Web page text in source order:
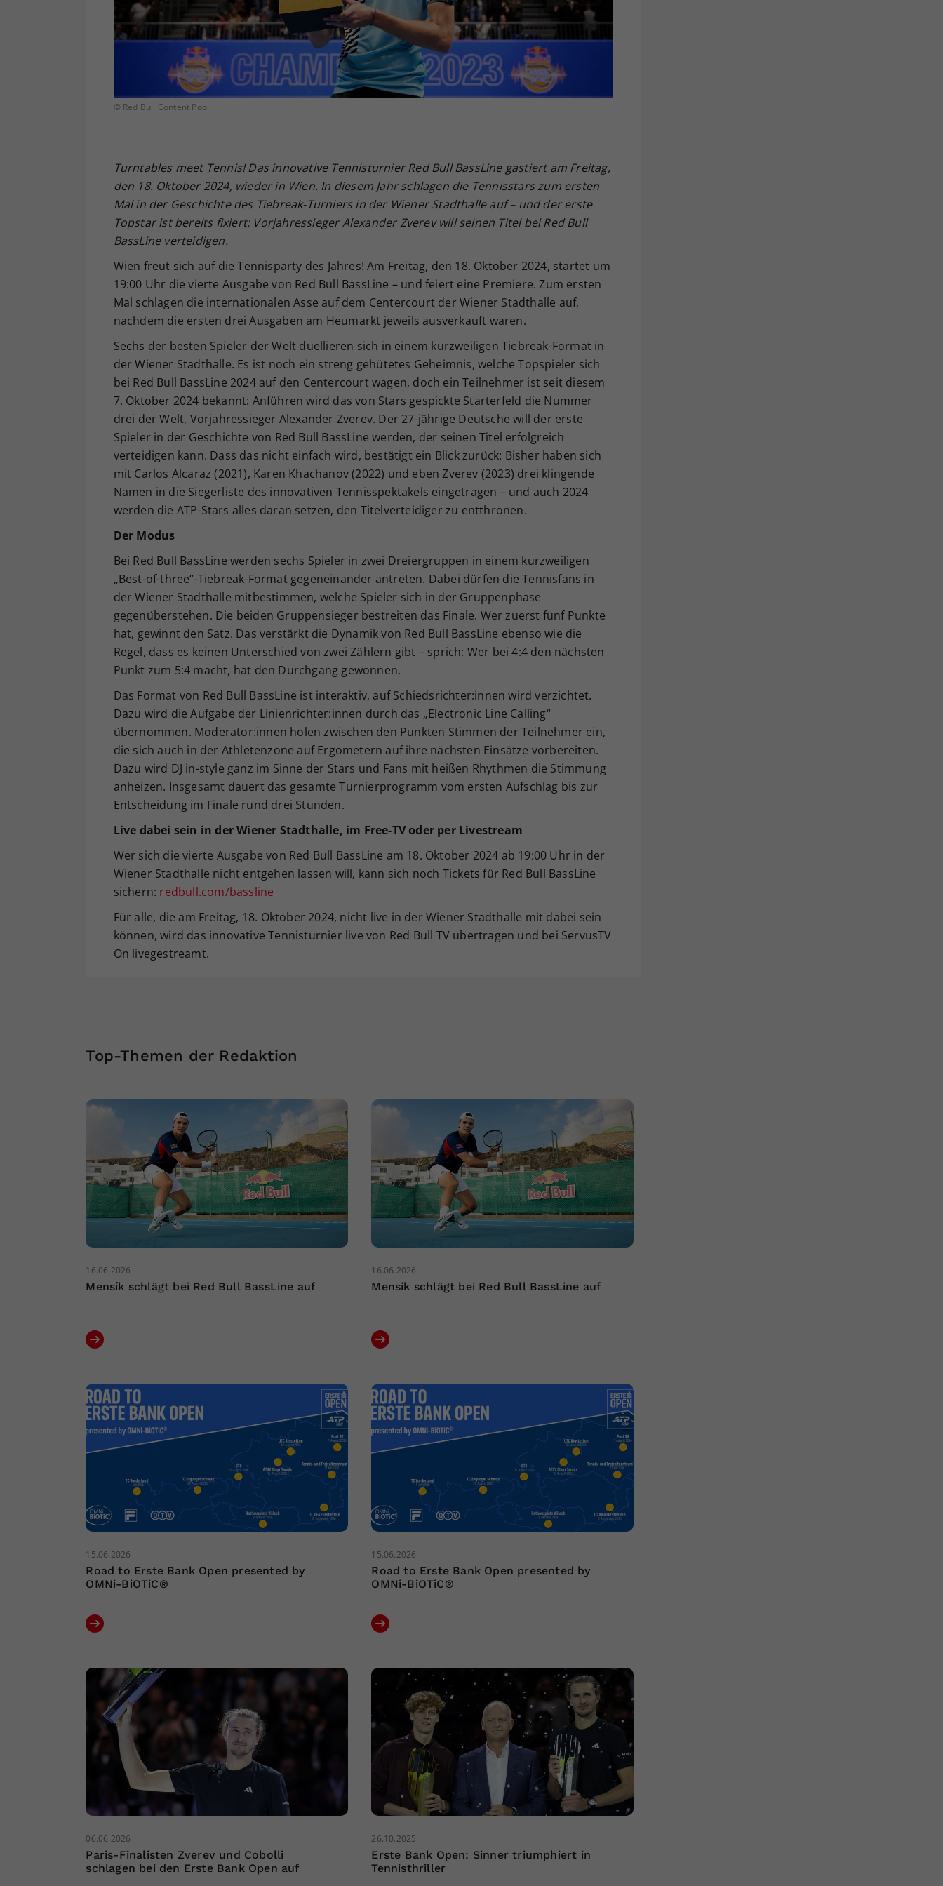
© Red Bull Content Pool
Turntables meet Tennis! Das innovative Tennisturnier Red Bull BassLine gastiert am Freitag,
den 18. Oktober 2024, wieder in Wien. In diesem Jahr schlagen die Tennisstars zum ersten
Mal in der Geschichte des Tiebreak-Turniers in der Wiener Stadthalle auf – und der erste
Topstar ist bereits fixiert: Vorjahressieger Alexander Zverev will seinen Titel bei Red Bull
BassLine verteidigen.
Wien freut sich auf die Tennisparty des Jahres! Am Freitag, den 18. Oktober 2024, startet um
19:00 Uhr die vierte Ausgabe von Red Bull BassLine – und feiert eine Premiere. Zum ersten
Mal schlagen die internationalen Asse auf dem Centercourt der Wiener Stadthalle auf,
nachdem die ersten drei Ausgaben am Heumarkt jeweils ausverkauft waren.
Sechs der besten Spieler der Welt duellieren sich in einem kurzweiligen Tiebreak-Format in
der Wiener Stadthalle. Es ist noch ein streng gehütetes Geheimnis, welche Topspieler sich
bei Red Bull BassLine 2024 auf den Centercourt wagen, doch ein Teilnehmer ist seit diesem
7. Oktober 2024 bekannt: Anführen wird das von Stars gespickte Starterfeld die Nummer
drei der Welt, Vorjahressieger Alexander Zverev. Der 27-jährige Deutsche will der erste
Spieler in der Geschichte von Red Bull BassLine werden, der seinen Titel erfolgreich
verteidigen kann. Dass das nicht einfach wird, bestätigt ein Blick zurück: Bisher haben sich
mit Carlos Alcaraz (2021), Karen Khachanov (2022) und eben Zverev (2023) drei klingende
Namen in die Siegerliste des innovativen Tennisspektakels eingetragen – und auch 2024
werden die ATP-Stars alles daran setzen, den Titelverteidiger zu entthronen.
Der Modus
Bei Red Bull BassLine werden sechs Spieler in zwei Dreiergruppen in einem kurzweiligen
„Best-of-three“-Tiebreak-Format gegeneinander antreten. Dabei dürfen die Tennisfans in
der Wiener Stadthalle mitbestimmen, welche Spieler sich in der Gruppenphase
gegenüberstehen. Die beiden Gruppensieger bestreiten das Finale. Wer zuerst fünf Punkte
hat, gewinnt den Satz. Das verstärkt die Dynamik von Red Bull BassLine ebenso wie die
Regel, dass es keinen Unterschied von zwei Zählern gibt – sprich: Wer bei 4:4 den nächsten
Punkt zum 5:4 macht, hat den Durchgang gewonnen.
Das Format von Red Bull BassLine ist interaktiv, auf Schiedsrichter:innen wird verzichtet.
Dazu wird die Aufgabe der Linienrichter:innen durch das „Electronic Line Calling“
übernommen. Moderator:innen holen zwischen den Punkten Stimmen der Teilnehmer ein,
die sich auch in der Athletenzone auf Ergometern auf ihre nächsten Einsätze vorbereiten.
Dazu wird DJ in-style ganz im Sinne der Stars und Fans mit heißen Rhythmen die Stimmung
anheizen. Insgesamt dauert das gesamte Turnierprogramm vom ersten Aufschlag bis zur
Entscheidung im Finale rund drei Stunden.
Live dabei sein in der Wiener Stadthalle, im Free-TV oder per Livestream
Wer sich die vierte Ausgabe von Red Bull BassLine am 18. Oktober 2024 ab 19:00 Uhr in der
Wiener Stadthalle nicht entgehen lassen will, kann sich noch Tickets für Red Bull BassLine
sichern: redbull.com/bassline
Für alle, die am Freitag, 18. Oktober 2024, nicht live in der Wiener Stadthalle mit dabei sein
können, wird das innovative Tennisturnier live von Red Bull TV übertragen und bei ServusTV
On livegestreamt.
Top-Themen der Redaktion
16.06.2026
Mensík schlägt bei Red Bull BassLine auf
16.06.2026
Mensík schlägt bei Red Bull BassLine auf
15.06.2026
Road to Erste Bank Open presented by
OMNi-BiOTiC®
15.06.2026
Road to Erste Bank Open presented by
OMNi-BiOTiC®
06.06.2026
Paris-Finalisten Zverev und Cobolli
schlagen bei den Erste Bank Open auf
26.10.2025
Erste Bank Open: Sinner triumphiert in
Tennisthriller
Ihrer vorgenommen Einstellungen, falls der
Webseiten-Betreiber dies eingestellt hat.